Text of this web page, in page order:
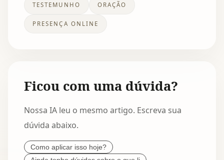
TESTEMUNHO ORAÇÃO
PRESENÇA ONLINE
Ficou com uma dúvida?
Nossa IA leu o mesmo artigo. Escreva sua
dúvida abaixo.
Como aplicar isso hoje?